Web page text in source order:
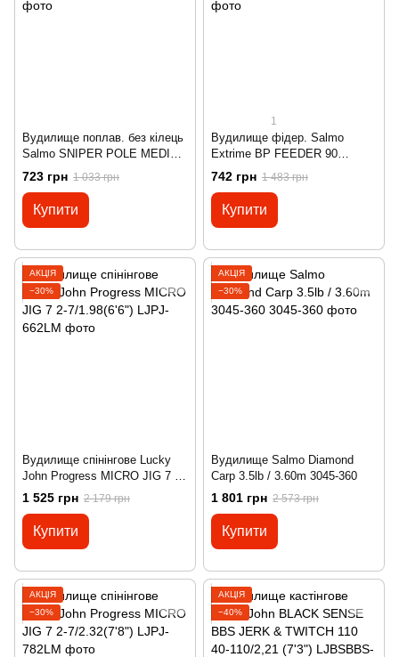
Вудилище поплав. без кілець
Salmo SNIPER POLE MEDIUM
M 500
723 грн 1 033 грн
Купити
1
Вудилище фідер. Salmo
Extrime BP FEEDER 90
90/3.30 (2 tips)
742 грн 1 483 грн
Купити
АКЦІЯ
−30%
Вудилище спінінгове Lucky
John Progress MICRO JIG 7 2-
7/1.98(6'6")
1 525 грн 2 179 грн
Купити
АКЦІЯ
−30%
Вудилище Salmo Diamond
Carp 3.5lb / 3.60m 3045-360
1 801 грн 2 573 грн
Купити
АКЦІЯ
−30%
АКЦІЯ
−40%